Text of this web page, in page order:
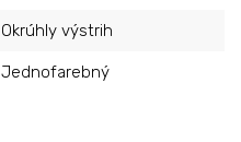
Okrúhly výstrih
Jednofarebný